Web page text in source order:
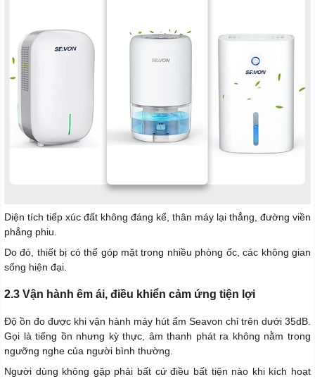
Diện tích tiếp xúc đất không đáng kể, thân máy lại thẳng, đường viền
phẳng phiu.
Do đó, thiết bị có thể góp mặt trong nhiều phòng ốc, các không gian
sống hiện đại.
2.3 Vận hành êm ái, điều khiển cảm ứng tiện lợi
Độ ồn đo được khi vận hành máy hút ẩm Seavon chỉ trên dưới 35dB.
Gọi là tiếng ồn nhưng kỳ thực, âm thanh phát ra không nằm trong
ngưỡng nghe của người bình thường.
Người dùng không gặp phải bất cứ điều bất tiện nào khi kích hoạt